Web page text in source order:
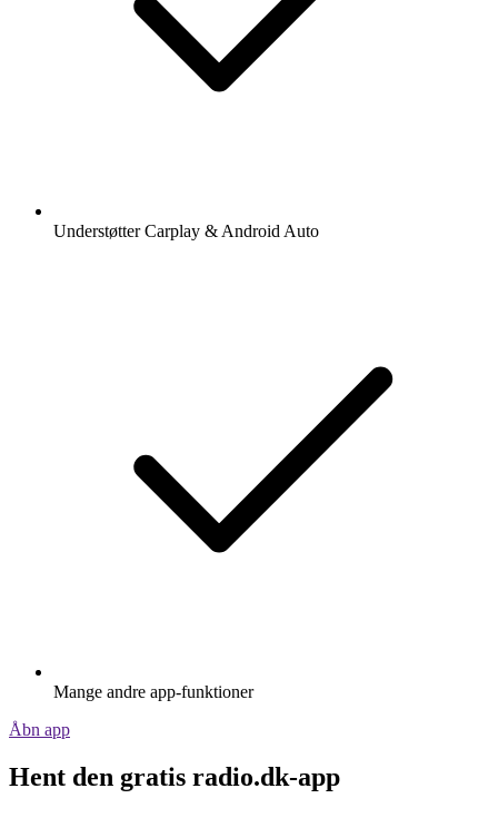
Understøtter Carplay & Android Auto
Mange andre app-funktioner
Åbn app
Hent den gratis radio.dk-app